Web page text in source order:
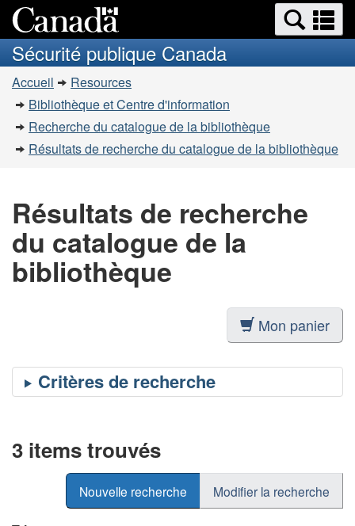
au
contenu
à
la
simplifiée
Recherche
et
menus
et
Sécurité publique Canada
Vous
êtes
ici
Accueil
Resources
Bibliothèque et Centre d'information
Recherche du catalogue de la bibliothèque
Résultats de recherche du catalogue de la bibliothèque
Résultats de recherche
du catalogue de la
bibliothèque
Mon panier
3 items trouvés
Nouvelle recherche Modifier la recherche